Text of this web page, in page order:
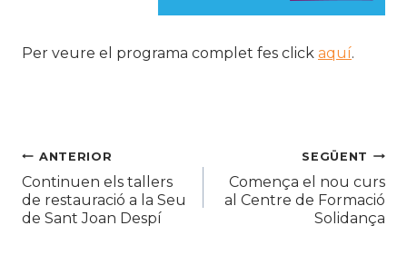
Per veure el programa complet fes click aquí.
Navegació
d'entrades
ANTERIOR
Continuen els tallers
de restauració a la Seu
de Sant Joan Despí
SEGÜENT
Comença el nou curs
al Centre de Formació
Solidança